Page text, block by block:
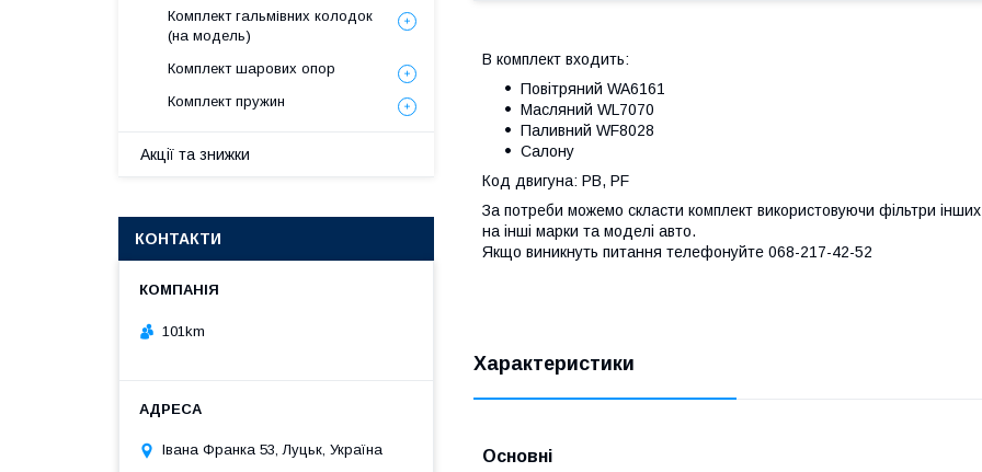
В комплект входить:
Повітряний WA6161
Масляний WL7070
Паливний WF8028
Салону
Код двигуна: PB, PF
За потреби можемо скласти комплект використовуючи фільтри
на інші марки та моделі авто.
Якщо виникнуть питання телефонуйте 068-217-42-52
Характеристики
Основні
Комплект гальмівних колодок
(на модель)
Комплект шарових опор
Комплект пружин
Акції та знижки
КОНТАКТИ
101km
Івана Франка 53, Луцьк, Україна